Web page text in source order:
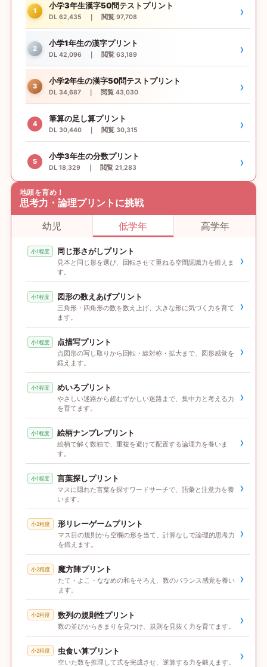
1
小学3年生漢字50問テストプリント
DL 62,435 ｜ 閲覧 97,708 ›
2
小学1年生の漢字プリント
DL 42,096 ｜ 閲覧 63,189 ›
3
小学2年生の漢字50問テストプリント
DL 34,687 ｜ 閲覧 43,030 ›
4
筆算の足し算プリント
DL 30,440 ｜ 閲覧 30,315 ›
5
小学3年生の分数プリント
DL 18,329 ｜ 閲覧 21,283 ›
地頭を育め！
思考力・論理プリントに挑戦
幼児
低学年 高学年
小1程度 同じ形さがしプリント
見本と同じ形を選び、回転させて重ねる空間認識力を鍛えま
す。
›
小1程度 図形の数えあげプリント
三角形・四角形の数を数え上げ、大きな形に気づく力を育て
ます。
›
小1程度 点描写プリント
点図形の写し取りから回転・線対称・拡大まで、図形感覚を
鍛えます。
›
小1程度 めいろプリント
やさしい迷路から超むずかしい迷路まで、集中力と考える力
を育てます。
›
小1程度 絵柄ナンプレプリント
絵柄で解く数独で、重複を避けて配置する論理力を養いま
す。
›
小1程度 言葉探しプリント
マスに隠れた言葉を探すワードサーチで、語彙と注意力を養
います。
›
小2程度 形リレーゲームプリント
マス目の規則から空欄の形を当て、計算なしで論理的思考力
を鍛えます。
›
小2程度 魔方陣プリント
たて・よこ・ななめの和をそろえ、数のバランス感覚を養い
ます。
›
小2程度 数列の規則性プリント
数の並びからきまりを見つけ、規則を見抜く力を育てます。 ›
小2程度 虫食い算プリント
空いた数を推理して式を完成させ、逆算する力を鍛えます。 ›